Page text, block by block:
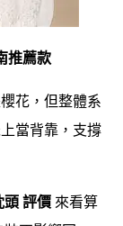
推薦款
花，但整體系
當背靠，支撐
頭 評價 來看算